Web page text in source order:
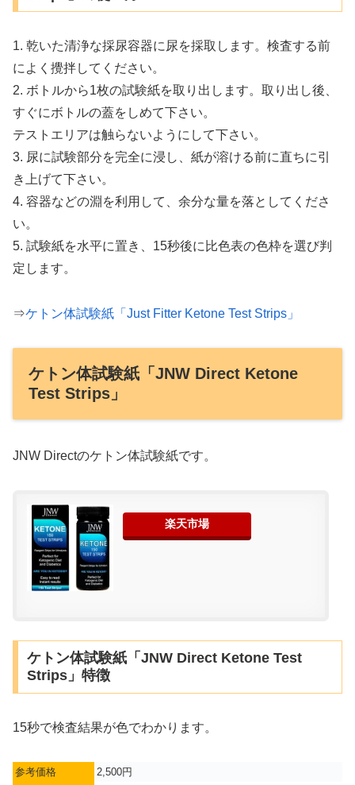
1. 乾いた清浄な採尿容器に尿を採取します。検査する前
によく攪拌してください。
2. ボトルから1枚の試験紙を取り出します。取り出し後、
すぐにボトルの蓋をしめて下さい。
テストエリアは触らないようにして下さい。
3. 尿に試験部分を完全に浸し、紙が溶ける前に直ちに引
き上げて下さい。
4. 容器などの淵を利用して、余分な量を落としてくださ
い。
5. 試験紙を水平に置き、15秒後に比色表の色枠を選び判
定します。
⇒ケトン体試験紙「Just Fitter Ketone Test Strips」
ケトン体試験紙「JNW Direct Ketone
Test Strips」
JNW Directのケトン体試験紙です。
楽天市場
ケトン体試験紙「JNW Direct Ketone Test
Strips」特徴
15秒で検査結果が色でわかります。
参考価格
2,500円